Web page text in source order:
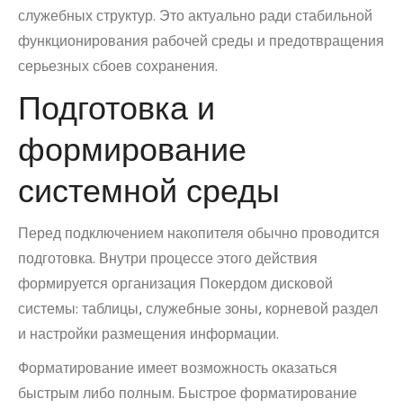
служебных структур. Это актуально ради стабильной
функционирования рабочей среды и предотвращения
серьезных сбоев сохранения.
Подготовка и
формирование
системной среды
Перед подключением накопителя обычно проводится
подготовка. Внутри процессе этого действия
формируется организация Покердом дисковой
системы: таблицы, служебные зоны, корневой раздел
и настройки размещения информации.
Форматирование имеет возможность оказаться
быстрым либо полным. Быстрое форматирование